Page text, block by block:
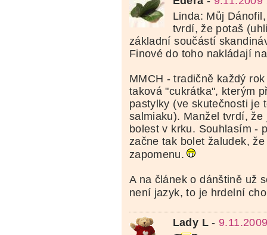
Linda: Můj
tvrdí, že potaš
základní součástí
Finové do toho nakládají
MMCH - tradičně každý
taková "cukrátka", kterým
pastylky (ve skutečnosti je
salmiaku). Manžel tvrdí,
bolest v krku. Souhlasím -
začne tak bolet žaludek,
zapomenu.
A na článek o dánštině už
není jazyk, to je hrdelní
Lady L-